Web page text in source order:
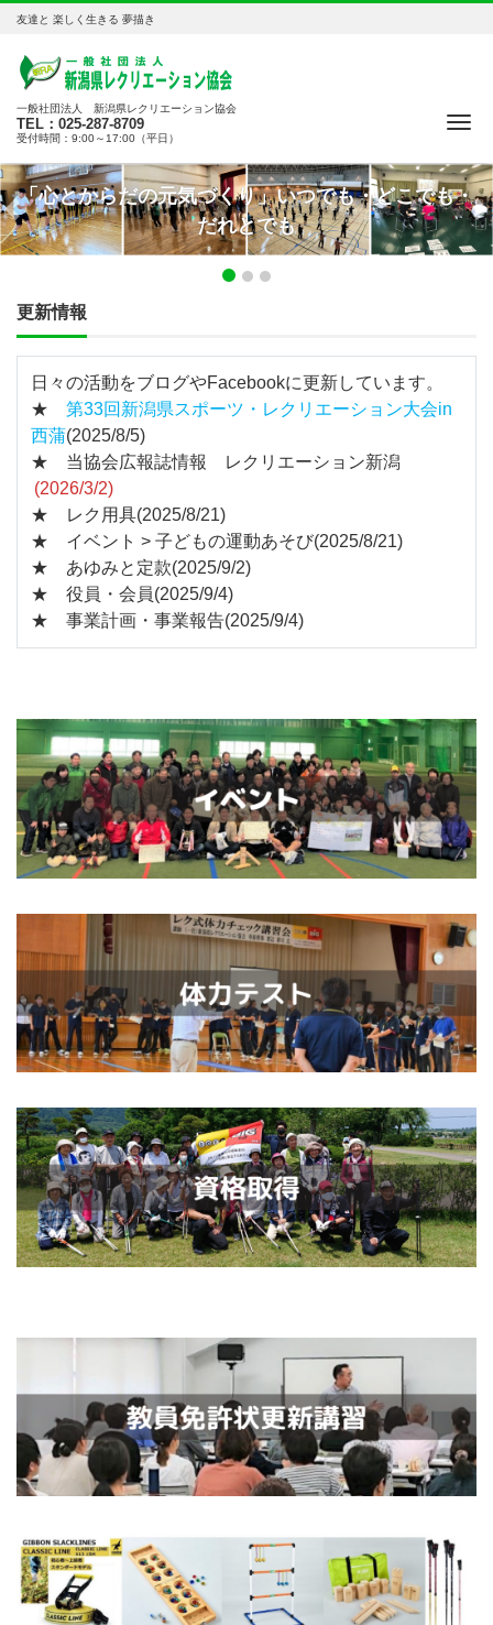
友達と 楽しく生きる 夢描き
一般社団法人 新潟県レクリエーション協会
TEL：025-287-8709
受付時間：9:00～17:00（平日）
Previous
「心とからだの元気づくり」いつでも・どこでも・
だれとでも
更新情報
日々の活動をブログやFacebookに更新しています。
★ 第33回新潟県スポーツ・レクリエーション大会in
西蒲(2025/8/5)
★ 当協会広報誌情報 レクリエーション新潟
(2026/3/2)
★ レク用具(2025/8/21)
★ イベント > 子どもの運動あそび(2025/8/21)
★ あゆみと定款(2025/9/2)
★ 役員・会員(2025/9/4)
★ 事業計画・事業報告(2025/9/4)